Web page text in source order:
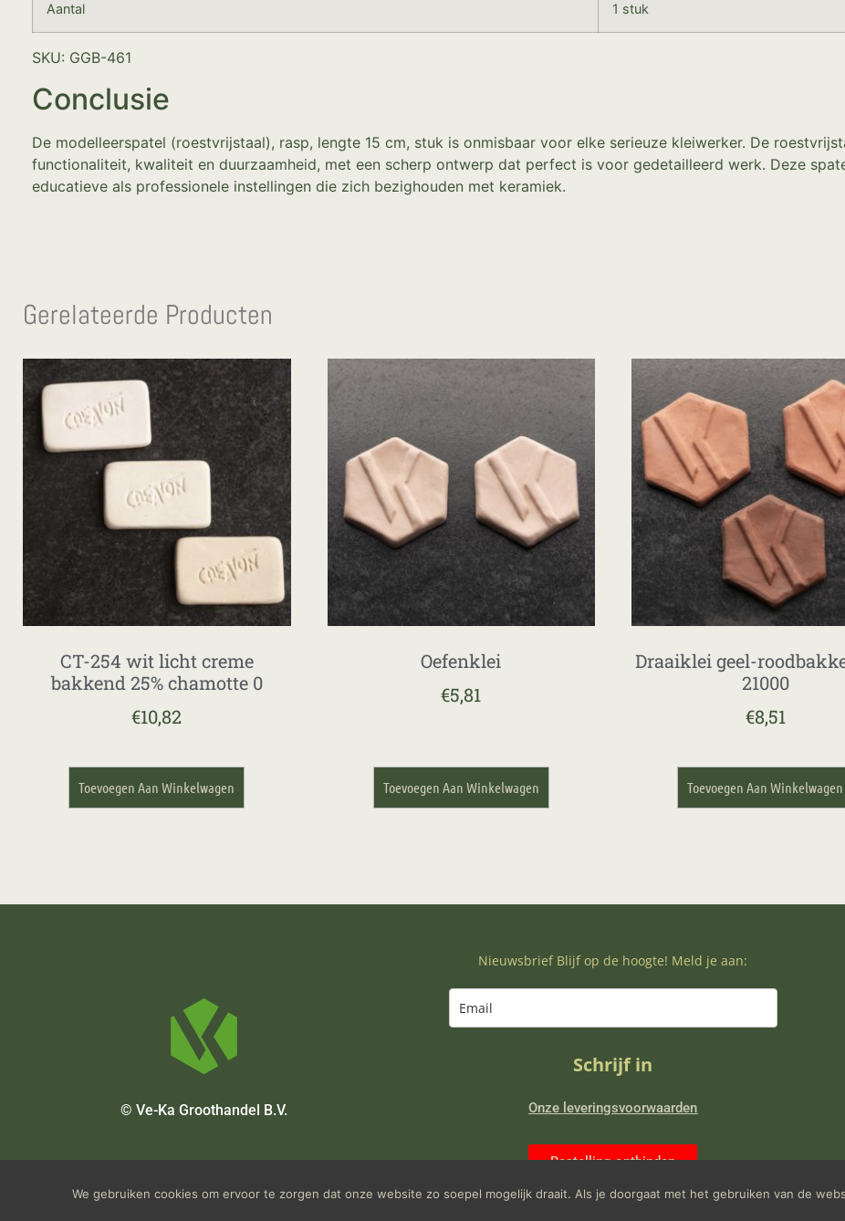
Aantal 1 stuk
SKU: GGB-461
Conclusie
De modelleerspatel (roestvrijstaal), rasp, lengte 15 cm, stuk is onmisbaar voor elke serieuze kleiwerker. De
functionaliteit, kwaliteit en duurzaamheid, met een scherp ontwerp dat perfect is voor gedetailleerd werk. Deze
educatieve als professionele instellingen die zich bezighouden met keramiek.
Gerelateerde Producten
CT-254 wit licht creme
bakkend 25% chamotte 0
€10,82
Toevoegen Aan Winkelwagen
Oefenklei
€5,81
Toevoegen Aan Winkelwagen
Draaiklei geel-
21000
€8,51
Toevoegen Aan Winkelwagen
© Ve-Ka Groothandel B.V.
Nieuwsbrief Blijf op de hoogte! Meld je aan:
Schrijf in
Onze leveringsvoorwaarden
Bestelling ontbinden
We gebruiken cookies om ervoor te zorgen dat onze website zo soepel mogelijk draait. Als je doorgaat met het gebruiken van de